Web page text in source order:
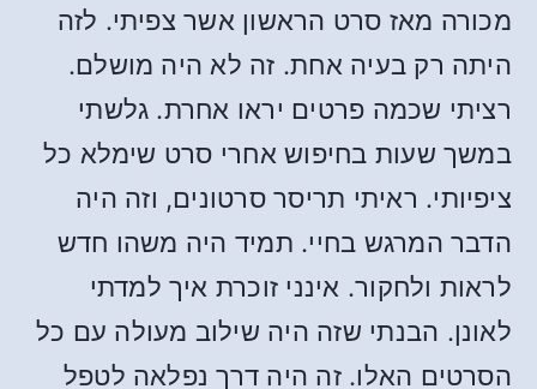
מכורה מאז סרט הראשון אשר צפיתי. לזה
היתה רק בעיה אחת. זה לא היה מושלם.
רציתי שכמה פרטים יראו אחרת. גלשתי
במשך שעות בחיפוש אחרי סרט שימלא כל
ציפיותי. ראיתי תריסר סרטונים, וזה היה
הדבר המרגש בחיי. תמיד היה משהו חדש
לראות ולחקור. אינני זוכרת איך למדתי
לאונן. הבנתי שזה היה שילוב מעולה עם כל
הסרטים האלו. זה היה דרך נפלאה לטפל